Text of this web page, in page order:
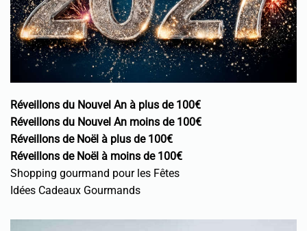
Réveillons du Nouvel An à plus de 100€
Réveillons du Nouvel An moins de 100€
Réveillons de Noël à plus de 100€
Réveillons de Noël à moins de 100€
Shopping gourmand pour les Fêtes
Idées Cadeaux Gourmands